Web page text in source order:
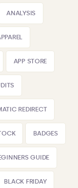
ANALYSIS
APP STORE
REDIRECT
BADGES
GUIDE
BLACK FRIDAY